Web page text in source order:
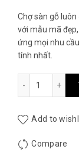
là:
Chợ sàn gỗ
với mẫu mã
ứng mọi nhu
tính nhất.
Sàn
Add to
Compare